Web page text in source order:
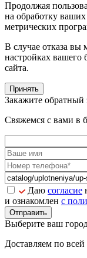
Продолжая
на обработку
метрических
В случае отказа вы
настройках вашего
сайта.
Принять
Закажите обратный
Свяжемся с вами в
Даю согласие
и ознакомлен с
Отправить
Выберите ваш
Доставляем по всей